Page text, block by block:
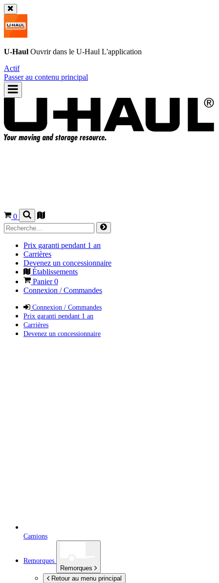
U-Haul Ouvrir dans le U-Haul L'application
Actif
Passer au contenu principal
0
Prix garanti pendant 1 an
Carrières
Devenez un concessionnaire
Établissements
Panier0
Connexion / Commandes
Connexion / Commandes
Prix garanti pendant 1 an
Carrières
Devenez un concessionnaire
Camions
Remorques
Remorques
Retour au menu principal